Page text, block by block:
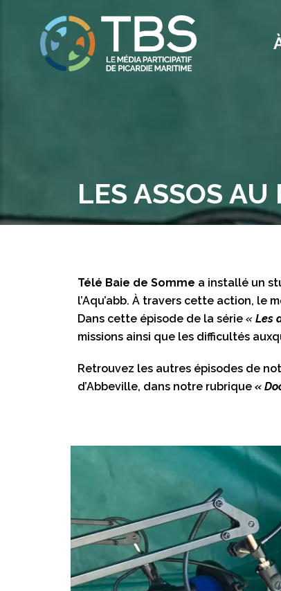
LES ASSOS
Télé Baie de Somme a installé un
l’Aqu’abb. À travers cette action, le
Dans cette épisode de la série « Les
missions ainsi que les difficultés
Retrouvez les autres épisodes de
d’Abbeville, dans notre rubrique «